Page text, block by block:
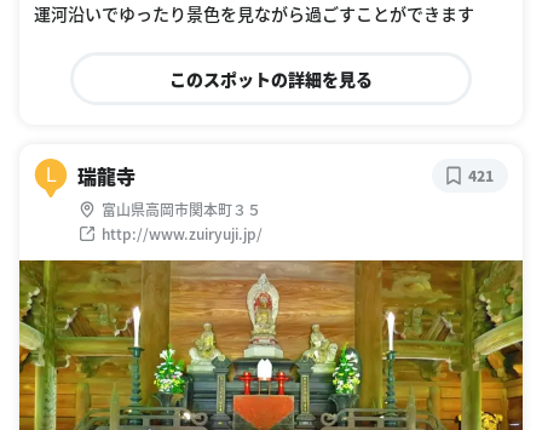
運河沿いでゆったり景色を見ながら過ごすことができます
このスポットの詳細を見る
L 瑞龍寺
富山県高岡市関本町３５
http://www.zuiryuji.jp/
421